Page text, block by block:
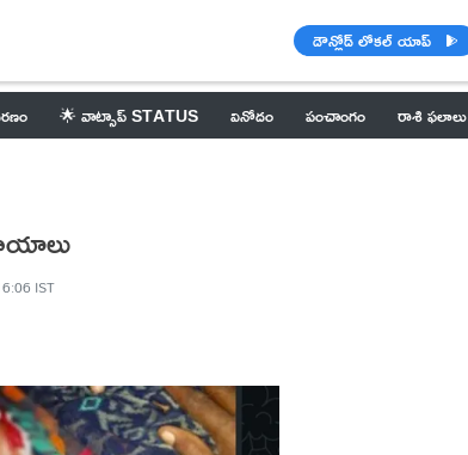
డౌన్లోడ్ లోకల్ యాప్
🌟 వాట్సాప్ STATUS వినోదం పంచాంగం రాశి ఫలాలు
IST